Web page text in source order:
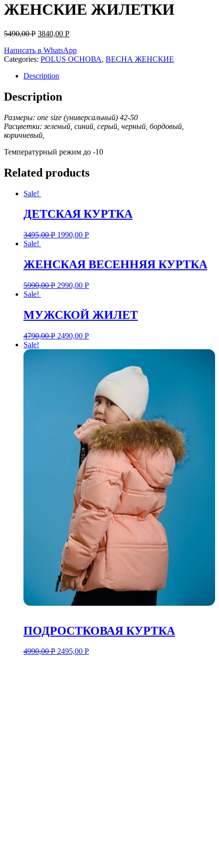
ЖЕНСКИЕ ЖИЛЕТКИ
5490,00Р 3840,00 Р
Написать в WhatsApp
Categories: POLUS ОСНОВА, ВЕСНА ЖЕНСКИЕ
Description
Description
Размеры: one size (универсальный) 42-50
Расцветки: зеленый, синий, серый, черный, бордовый,
коричневый,
Температурный режим до -10
Related products
Sale!
ДЕТСКАЯ КУРТКА
3495,00Р 1990,00 Р
Sale!
ЖЕНСКАЯ ВЕСЕННЯЯ КУРТКА
5990,00Р 2990,00 Р
Sale!
МУЖСКОЙ ЖИЛЕТ
4790,00Р 2490,00 Р
Sale!
ПОДРОСТКОВАЯ КУРТКА
4990,00Р 2495,00 Р